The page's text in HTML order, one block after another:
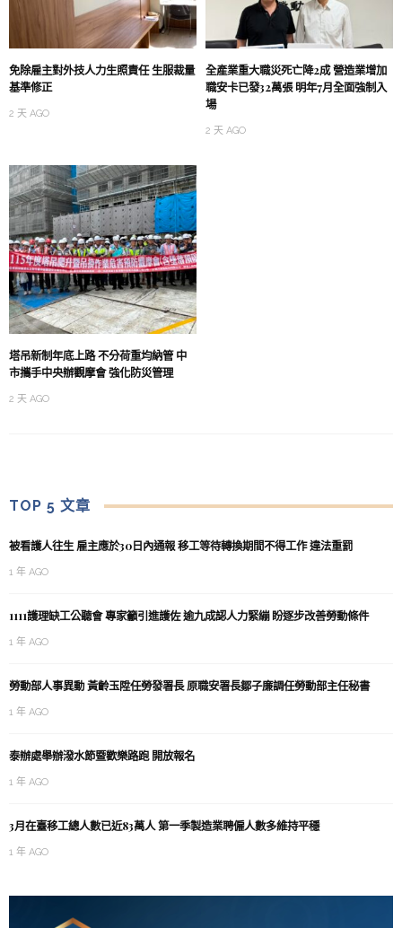
免除雇主對外技人力生照責任 生服裁量
基準修正
2 天 AGO
全產業重大職災死亡降2成 營造業增加
職安卡已發32萬張 明年7月全面強制入
場
2 天 AGO
塔吊新制年底上路 不分荷重均納管 中
市攜手中央辦觀摩會 強化防災管理
2 天 AGO
TOP 5 文章
被看護人往生 雇主應於30日內通報 移工等待轉換期間不得工作 違法重罰
1 年 AGO
1111護理缺工公聽會 專家籲引進護佐 逾九成認人力緊繃 盼逐步改善勞動條件
1 年 AGO
勞動部人事異動 黃齡玉陞任勞發署長 原職安署長鄒子廉調任勞動部主任秘書
1 年 AGO
泰辦處舉辦潑水節暨歡樂路跑 開放報名
1 年 AGO
3月在臺移工總人數已近83萬人 第一季製造業聘僱人數多維持平穩
1 年 AGO